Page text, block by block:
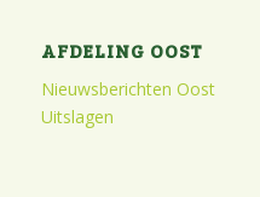
AFDELING OOST
Nieuwsberichten Oost
Uitslagen